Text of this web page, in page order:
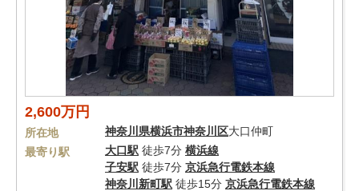
2,600万円
所在地 神奈川県横浜市神奈川区大口仲町
最寄り駅
大口駅 徒歩7分 横浜線
子安駅 徒歩7分 京浜急行電鉄本線
神奈川新町駅 徒歩15分 京浜急行電鉄本線